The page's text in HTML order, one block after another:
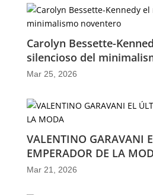
Carolyn Bessette-
silencioso del
Mar 25, 2026
VALENTINO GARAVANI
EMPERADOR DE LA
Mar 21, 2026